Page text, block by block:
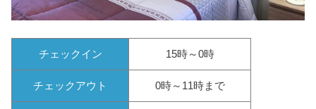
チェックイン 15時～0時
チェックアウト 0時～11時まで